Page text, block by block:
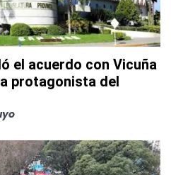
el acuerdo con Vicuña
protagonista del